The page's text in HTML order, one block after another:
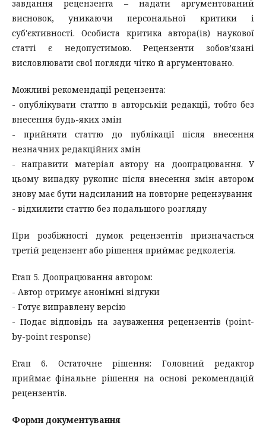
завдання рецензента – надати аргументований
висновок, уникаючи персональної критики і
суб'єктивності. Особиста критика автора(ів) наукової
статті є недопустимою. Рецензенти зобов’язані
висловлювати свої погляди чітко й аргументовано.
Можливі рекомендації рецензента:
- опублікувати статтю в авторській редакції, тобто без
внесення будь-яких змін
- прийняти статтю до публікації після внесення
незначних редакційних змін
- направити матеріал автору на доопрацювання. У
цьому випадку рукопис після внесення змін автором
знову має бути надсиланий на повторне рецензування
- відхилити статтю без подальшого розгляду
При розбіжності думок рецензентів призначається
третій рецензент або рішення приймає редколегія.
Етап 5. Доопрацювання автором:
- Автор отримує анонімні відгуки
- Готує виправлену версію
- Подає відповідь на зауваження рецензентів (point-
by-point response)
Етап 6. Остаточне рішення: Головний редактор
приймає фінальне рішення на основі рекомендацій
рецензентів.
Форми документування